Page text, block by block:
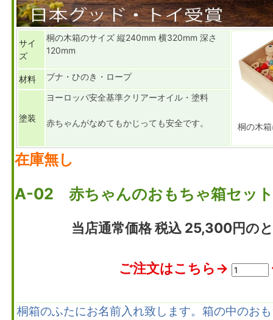
サイ
ズ
桐の木箱のサイズ 縦240mm 横320mm 深さ
120mm
桐の木
材料 ブナ・ひのき・ロープ
塗装
ヨーロッパ安全基準クリアーオイル・塗料
赤ちゃんがなめてもかじっても安全です。
在庫無し
A-02 赤ちゃんのおもちゃ箱セッ
当店通常価格 税込 25,300円の
ご注文はこちら→
桐箱のふたにお名前入れ致します。箱の中のお